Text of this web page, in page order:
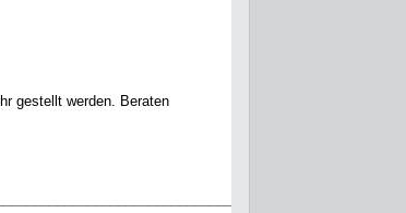
gestellt werden. Beraten